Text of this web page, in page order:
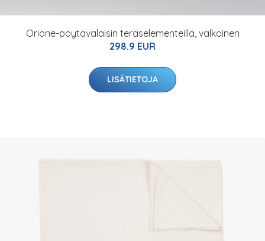
Orione-pöytävalaisin teräselementeillä, valkoinen
298.9 EUR
LISÄTIETOJA